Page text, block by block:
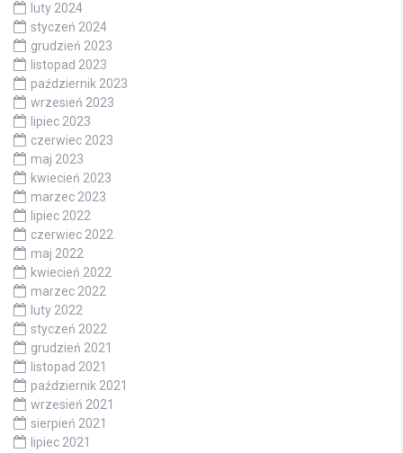
luty 2024
styczeń 2024
grudzień 2023
listopad 2023
październik 2023
wrzesień 2023
lipiec 2023
czerwiec 2023
maj 2023
kwiecień 2023
marzec 2023
lipiec 2022
czerwiec 2022
maj 2022
kwiecień 2022
marzec 2022
luty 2022
styczeń 2022
grudzień 2021
listopad 2021
październik 2021
wrzesień 2021
sierpień 2021
lipiec 2021